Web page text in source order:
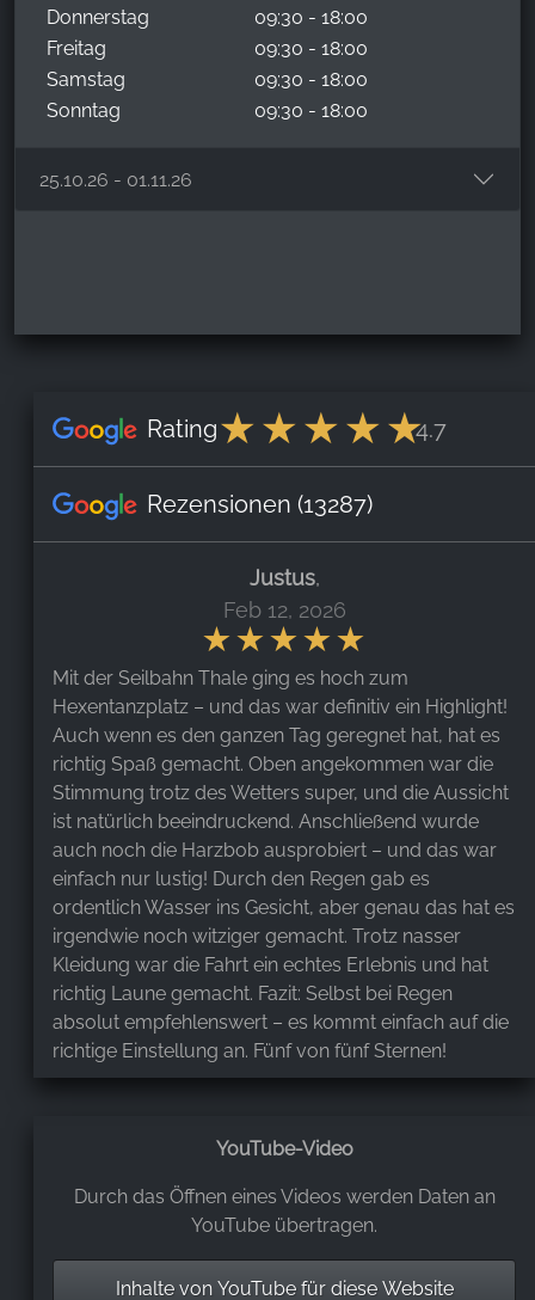
Donnerstag
09:30 - 18:00
Freitag
09:30 - 18:00
Samstag
09:30 - 18:00
Sonntag
09:30 - 18:00
25.10.26 - 01.11.26
Rating 4.7
Rezensionen (13287)
Justus,
Feb 12, 2026
Mit der Seilbahn Thale ging es hoch zum
Hexentanzplatz – und das war definitiv ein Highlight!
Auch wenn es den ganzen Tag geregnet hat, hat es
richtig Spaß gemacht. Oben angekommen war die
Stimmung trotz des Wetters super, und die Aussicht
ist natürlich beeindruckend. Anschließend wurde
auch noch die Harzbob ausprobiert – und das war
einfach nur lustig! Durch den Regen gab es
ordentlich Wasser ins Gesicht, aber genau das hat es
irgendwie noch witziger gemacht. Trotz nasser
Kleidung war die Fahrt ein echtes Erlebnis und hat
richtig Laune gemacht. Fazit: Selbst bei Regen
absolut empfehlenswert – es kommt einfach auf die
richtige Einstellung an. Fünf von fünf Sternen!
Jan 27, 2026
Der Sessellift auf die Rosstrappe ist extrem langsam.
Die Kabinenbahn zum Hexentanzplatz ist schneller
YouTube-Video
Durch das Öffnen eines Videos werden Daten an
YouTube übertragen.
Inhalte von YouTube für diese Website